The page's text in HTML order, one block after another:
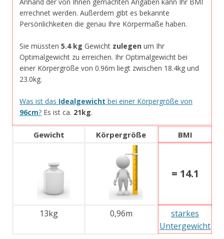
errechnet werden. Außerdem gibt es bekannte
Persönlichkeiten die genau Ihre Körpermaße haben.
Sie müssten 5.4 kg Gewicht zulegen um Ihr
Optimalgewicht zu erreichen. Ihr Optimalgewicht bei
einer Körpergröße von 0.96m liegt zwischen 18.4kg und
23.0kg.
Was ist das Idealgewicht bei einer Körpergröße von
96cm? Es ist ca. 21kg.
Gewicht Körpergröße BMI
= 14.1
13kg 0,96m
starkes
Untergewicht